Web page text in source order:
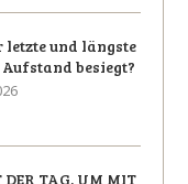
letzte und längste
besiegt?
DER TAG, UM MIT